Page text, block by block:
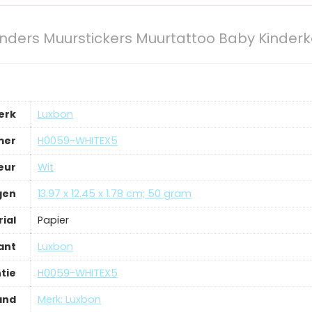
Muurstickers Muurtattoo Baby
‎Luxbon
‎H0059-WHITEX5
‎Wit
‎13.97 x 12.45 x 1.78 cm; 50 gram
‎Papier
‎Luxbon
‎H0059-WHITEX5
Merk: Luxbon